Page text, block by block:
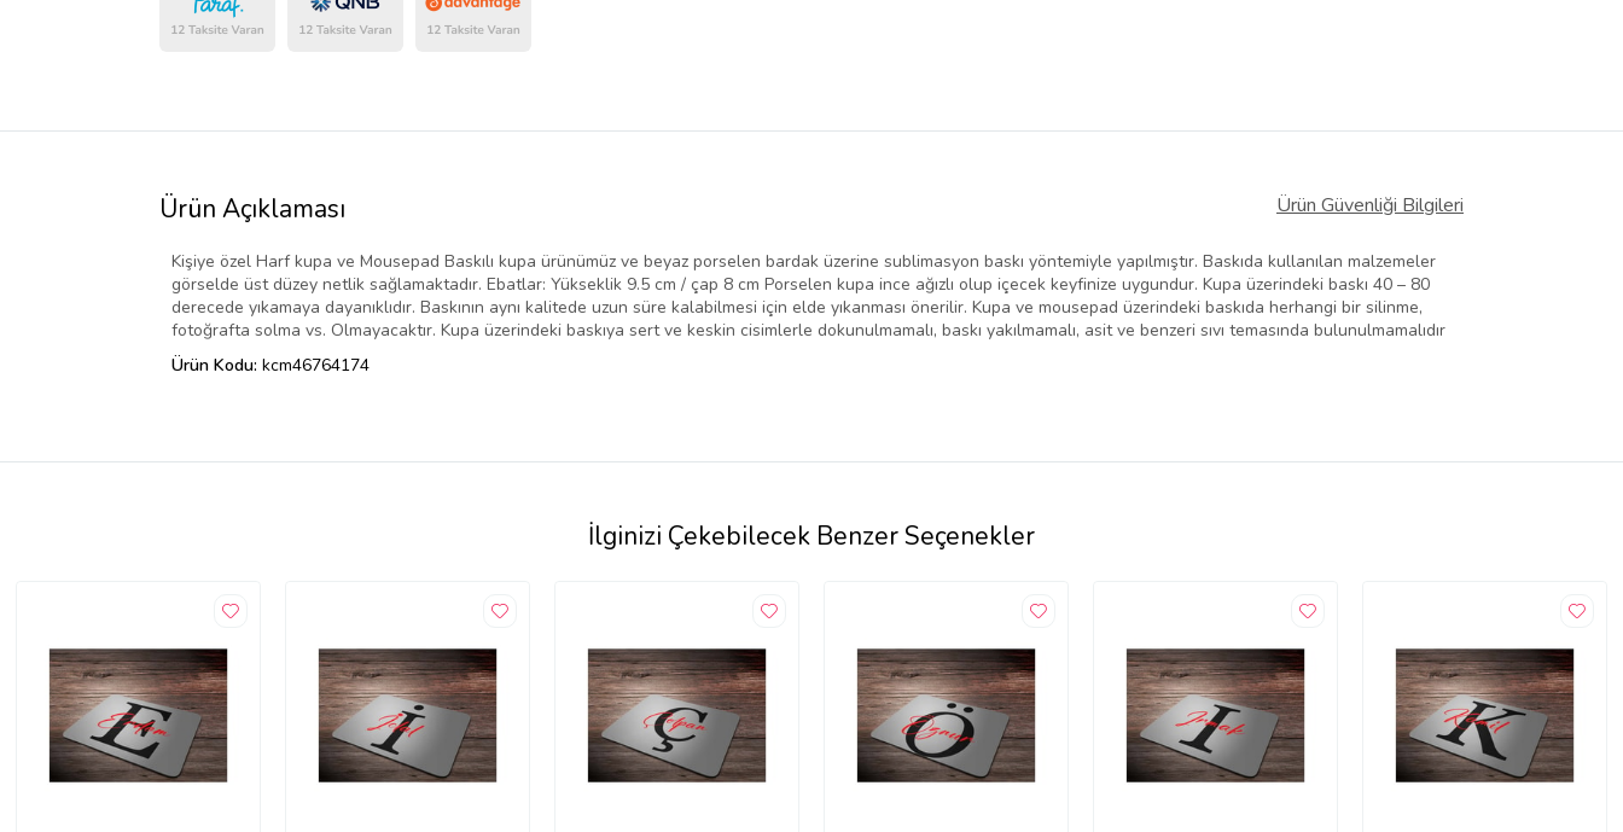
Ürün Açıklaması Ürün Güvenliği Bilgileri
Kişiye özel Harf kupa ve Mousepad Baskılı kupa ürünümüz ve beyaz porselen bardak üzerine sublimasyon baskı yöntemiyle yapılmıştır. Baskıda kullanılan malzemeler
görselde üst düzey netlik sağlamaktadır. Ebatlar: Yükseklik 9.5 cm / çap 8 cm Porselen kupa ince ağızlı olup içecek keyfinize uygundur. Kupa üzerindeki baskı 40 – 80
derecede yıkamaya dayanıklıdır. Baskının aynı kalitede uzun süre kalabilmesi için elde yıkanması önerilir. Kupa ve mousepad üzerindeki baskıda herhangi bir silinme,
fotoğrafta solma vs. Olmayacaktır. Kupa üzerindeki baskıya sert ve keskin cisimlerle dokunulmamalı, baskı yakılmamalı, asit ve benzeri sıvı temasında bulunulmamalıdır
Ürün Kodu: kcm46764174
İlginizi Çekebilecek Benzer Seçenekler